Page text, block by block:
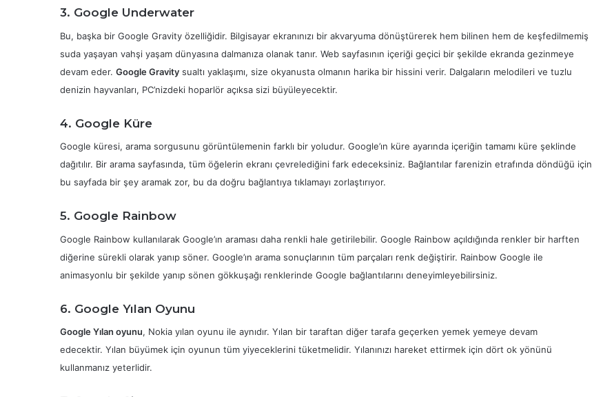
3. Google Underwater
Bu, başka bir Google Gravity özelliğidir. Bilgisayar ekranınızı bir akvaryuma dönüştürerek hem bilinen hem de keşfedilmemiş
suda yaşayan vahşi yaşam dünyasına dalmanıza olanak tanır. Web sayfasının içeriği geçici bir şekilde ekranda gezinmeye
devam eder. Google Gravity sualtı yaklaşımı, size okyanusta olmanın harika bir hissini verir. Dalgaların melodileri ve tuzlu
denizin hayvanları, PC’nizdeki hoparlör açıksa sizi büyüleyecektir.
4. Google Küre
Google küresi, arama sorgusunu görüntülemenin farklı bir yoludur. Google’ın küre ayarında içeriğin tamamı küre şeklinde
dağıtılır. Bir arama sayfasında, tüm öğelerin ekranı çevrelediğini fark edeceksiniz. Bağlantılar farenizin etrafında döndüğü için
bu sayfada bir şey aramak zor, bu da doğru bağlantıya tıklamayı zorlaştırıyor.
5. Google Rainbow
Google Rainbow kullanılarak Google’ın araması daha renkli hale getirilebilir. Google Rainbow açıldığında renkler bir harften
diğerine sürekli olarak yanıp söner. Google’ın arama sonuçlarının tüm parçaları renk değiştirir. Rainbow Google ile
animasyonlu bir şekilde yanıp sönen gökkuşağı renklerinde Google bağlantılarını deneyimleyebilirsiniz.
6. Google Yılan Oyunu
Google Yılan oyunu, Nokia yılan oyunu ile aynıdır. Yılan bir taraftan diğer tarafa geçerken yemek yemeye devam
edecektir. Yılan büyümek için oyunun tüm yiyeceklerini tüketmelidir. Yılanınızı hareket ettirmek için dört ok yönünü
kullanmanız yeterlidir.